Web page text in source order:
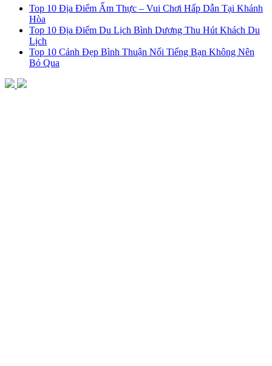
Top 10 Địa Điểm Ẩm Thực – Vui Chơi Hấp Dẫn Tại Khánh
Hòa
Top 10 Địa Điểm Du Lịch Bình Dương Thu Hút Khách Du
Lịch
Top 10 Cảnh Đẹp Bình Thuận Nổi Tiếng Bạn Không Nên
Bỏ Qua